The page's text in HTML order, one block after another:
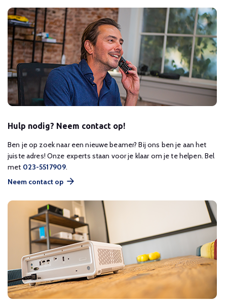
Hulp nodig? Neem contact op!
Ben je op zoek naar een nieuwe beamer? Bij ons ben je aan het
juiste adres! Onze experts staan voor je klaar om je te helpen. Bel
met 023-5517909.
Neem contact op